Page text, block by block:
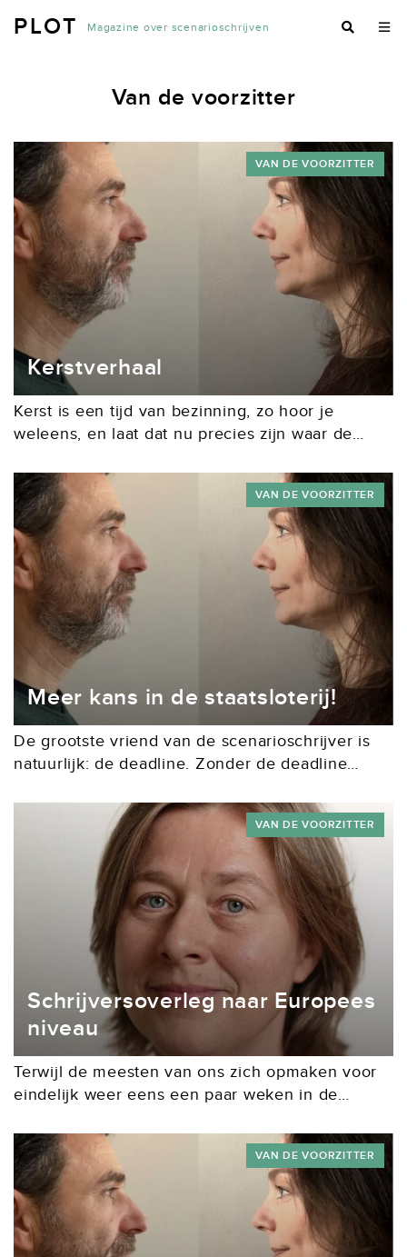
PLOT Magazine over scenarioschrijven
Van de voorzitter
Kerstverhaal
Kerst is een tijd van bezinning, zo hoor je
weleens, en laat dat nu precies zijn waar de
was toch wel fijn als...
VAN DE VOORZITTER
Meer kans in de staatsloterij!
De grootste vriend van de scenarioschrijver is
natuurlijk: de deadline. Zonder de deadline
perfecte structuur, dat geweldige alleszeggende
beeld of dat ene perfect...
VAN DE VOORZITTER
Schrijversoverleg naar Europees
niveau
Terwijl de meesten van ons zich opmaken voor
eindelijk weer eens een paar weken in de
gemoed’ aan de zomervakantie. Sytske Kok,
die...
VAN DE VOORZITTER
VAN DE VOORZITTER